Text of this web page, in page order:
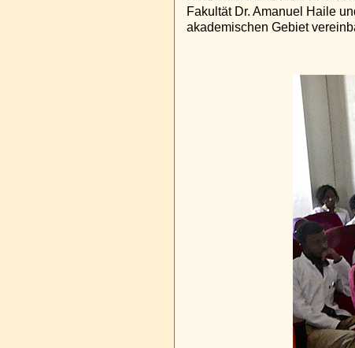
Fakultät Dr. Amanuel Haile
akademischen Gebiet